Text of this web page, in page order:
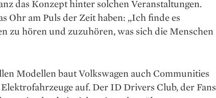
das Konzept hinter solchen Veranstaltungen.
Ohr am Puls der Zeit haben: „Ich finde es
zu hören und zuzuhören, was sich die Menschen
Modellen baut Volkswagen auch Communities
auf. Der ID Drivers Club, der Fans